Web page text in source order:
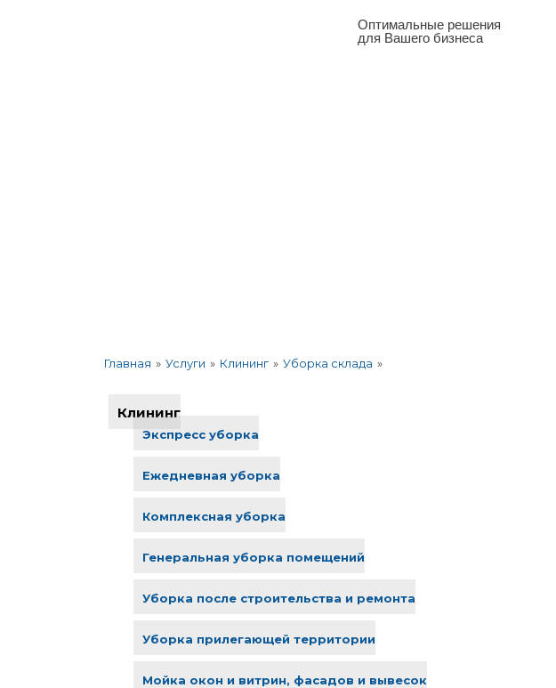
Оптимальные решения
для Вашего бизнеса
Главная » Услуги » Клининг » Уборка склада »
Клининг
Экспресс уборка
Ежедневная уборка
Комплексная уборка
Генеральная уборка помещений
Уборка после строительства и ремонта
Уборка прилегающей территории
Мойка окон и витрин, фасадов и вывесок